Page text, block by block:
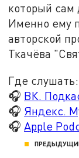
который сам
Именно ему
авторской
Ткачёва
Где слушать:
🎧 ВК.
🎧 Яндекс.
🎧 Apple